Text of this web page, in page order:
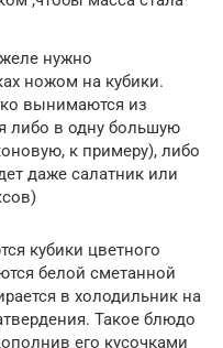
нужно
ножом на кубики.
вынимаются из
либо в одну большую
к примеру), либо
даже салатник или
кубики цветного
белой сметанной
в холодильник на
Такое блюдо
его кусочками